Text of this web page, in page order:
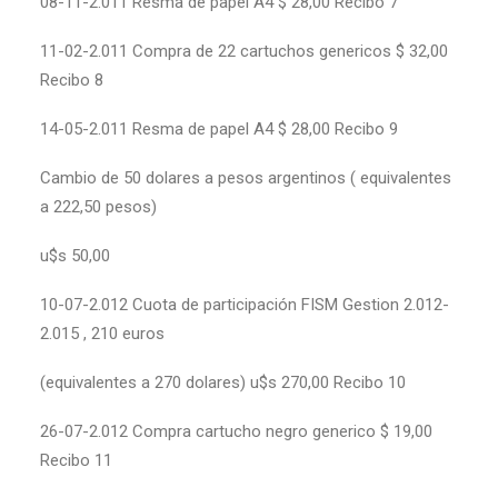
11-02-2.011 Compra de 22 cartuchos genericos $ 32,00
Recibo 8
14-05-2.011 Resma de papel A4 $ 28,00 Recibo 9
Cambio de 50 dolares a pesos argentinos ( equivalentes
a 222,50 pesos)
u$s 50,00
10-07-2.012 Cuota de participación FISM Gestion 2.012-
2.015 , 210 euros
(equivalentes a 270 dolares) u$s 270,00 Recibo 10
26-07-2.012 Compra cartucho negro generico $ 19,00
Recibo 11